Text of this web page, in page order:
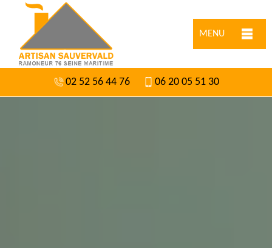
MENU
02 52 56 44 76 06 20 05 51 30